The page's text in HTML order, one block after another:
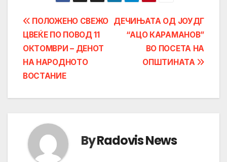
Post
navigation
ДЕЧИЊАТА ОД ЈОУДГ
“АЦО КАРАМАНОВ”
ВО ПОСЕТА НА
ОПШТИНАТА
ПОЛОЖЕНО СВЕЖО
ЦВЕЌЕ ПО ПОВОД 11
ОКТОМВРИ – ДЕНОТ
НА НАРОДНОТО
ВОСТАНИЕ
ByRadovis News